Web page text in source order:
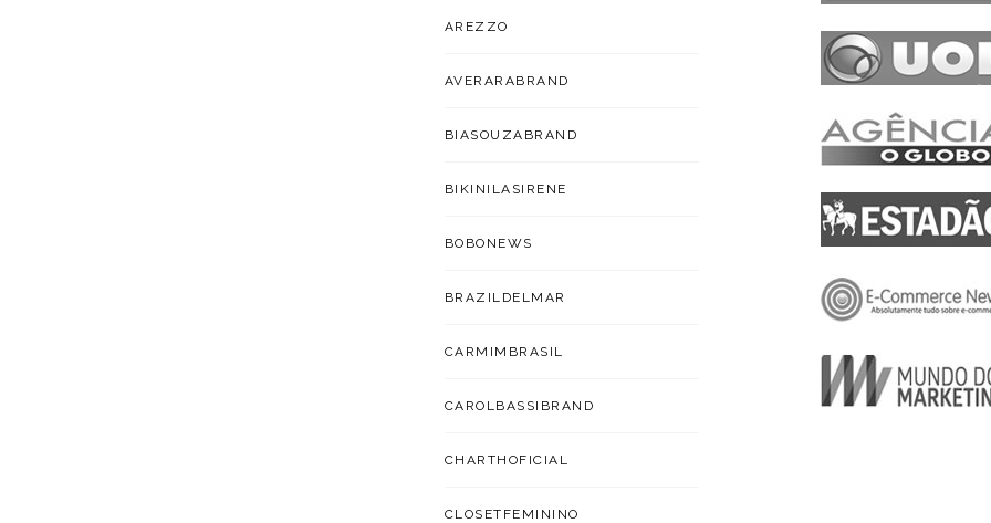
AREZZO
AVERARABRAND
BIASOUZABRAND
BIKINILASIRENE
BOBONEWS
BRAZILDELMAR
CARMIMBRASIL
CAROLBASSIBRAND
CHARTHOFICIAL
CLOSETFEMININO